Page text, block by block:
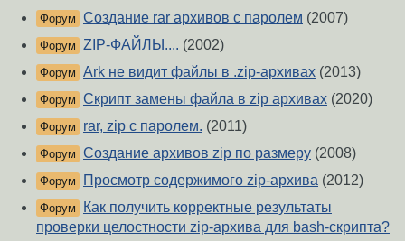
Форум Создание rar архивов с паролем (2007)
Форум ZIP-ФАЙЛЫ.... (2002)
Форум Ark не видит файлы в .zip-архивах (2013)
Форум Скрипт замены файла в zip архивах (2020)
Форум rar, zip с паролем. (2011)
Форум Создание архивов zip по размеру (2008)
Форум Просмотр содержимого zip-архива (2012)
Форум
Как получить корректные результаты
проверки целостности zip-архива для bash-скрипта?